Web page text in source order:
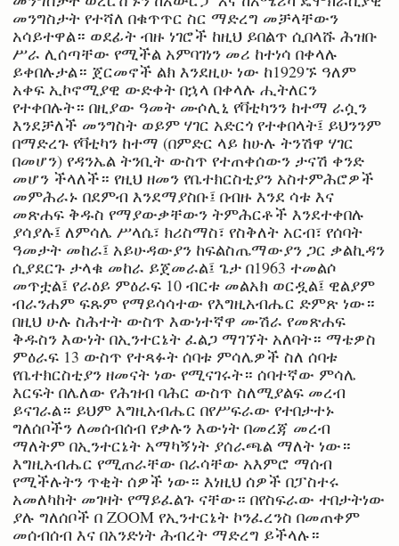
መንግስታት የተሻለ በቁጥጥር ስር ማድረግ መቻላቸውን
አሳይተዋል። ወደፊት ብዙ ነገሮች ከዚህ ይበልጥ ሲበላሹ ሕዝቡ
ሥራ ሊሰጣቸው የሚችል አምባገነን መሪ ከተነሳ በቀላሉ
ይቀበሉታል። ጀርመኖች ልክ እንደዚሁ ነው ከ1929ኙ ዓለም
አቀፍ ኢኮኖሚያዊ ውድቀት በኋላ በቀላሉ ሒትለርን
የተቀበሉት። በዚያው ዓመት ሙሶሊኒ የቫቲካንን ከተማ ራሷን
እንደቻለች መንግስት ወይም ሃገር አድርጎ የተቀበላት፤ ይህንንም
በማድረጉ የቫቲካን ከተማ (በምድር ላይ ከሁሉ ትንሽዋ ሃገር
በመሆን) የዳንኤል ትንቢት ውስጥ የተጠቀሰውን ታናሽ ቀንድ
መሆን ችላለች። የዚህ ዘመን የቤተክርስቲያን አስተምሕሮዎች
መምሕራኑ በደምብ እንደማያስቡ፤ በብዙ እንደ ሳቱ እና
መጽሐፍ ቅዱስ የማያውቃቸውን ትምሕርቶች እንደተቀበሉ
ያሳያሉ፤ ለምሳሌ ሥላሴ፣ ክሪስማስ፣ የስቅለት አርብ፣ የሰባት
ዓመታት መከራ፤ አይሁዳውያን ከፍልስጤማውያን ጋር ቃልኪዳን
ሲያደርጉ ታላቁ መከራ ይጀመራል፤ ጌታ በ1963 ተመልሶ
መጥቷል፤ የራዕይ ምዕራፍ 10 ብርቱ መልአክ ወርዷል፤ ዊልያም
ብራንሐም ፍጹም የማይሳሳተው የእግዚአብሔር ድምጽ ነው።
በዚህ ሁሉ ስሕተት ውስጥ እውነተኛዋ ሙሽራ የመጽሐፍ
ቅዱስን እውነት በኢንተርኔት ፈልጋ ማገኘት አለባት። ማቴዎስ
ምዕራፍ 13 ውስጥ የተጻፉት ሰባቱ ምሳሌዎች ስለ ሰባቱ
የቤተክርስቲያን ዘመናት ነው የሚናገሩት። ሰባተኛው ምሳሌ
እርፍት በሌለው የሕዝብ ባሕር ውስጥ ስለሚያልፍ መረብ
ይናገራል። ይህም እግዚአብሔር በየሥፍራው የተበታተኑ
ግለሰቦችን ለመሰብሰብ የቃሉን እውነት በመረጃ መረብ
ማለትም በኢንተርኔት አማካኝነት ያሰራጫል ማለት ነው።
እግዚአብሔር የሚጠራቸው በራሳቸው አእምሮ ማሰብ
የሚችሉትን ጥቂት ሰዎች ነው። እነዚህ ሰዎች በፓስተሩ
አመለካከት መገዛት የማይፈልጉ ናቸው። በየስፍራው ተበታትነው
ያሉ ግለሰቦች በ ZOOM የኢንተርኔት ኮንፈረንስ በመጠቀም
መሰብሰብ እና በአንድነት ሕብረት ማድረግ ይችላሉ።